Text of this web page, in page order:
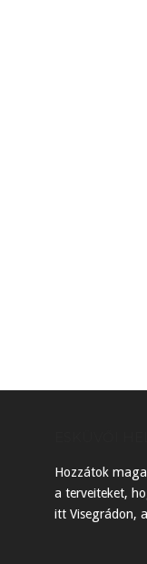
Hozzátok
a terveiteket,
itt Visegrádon,